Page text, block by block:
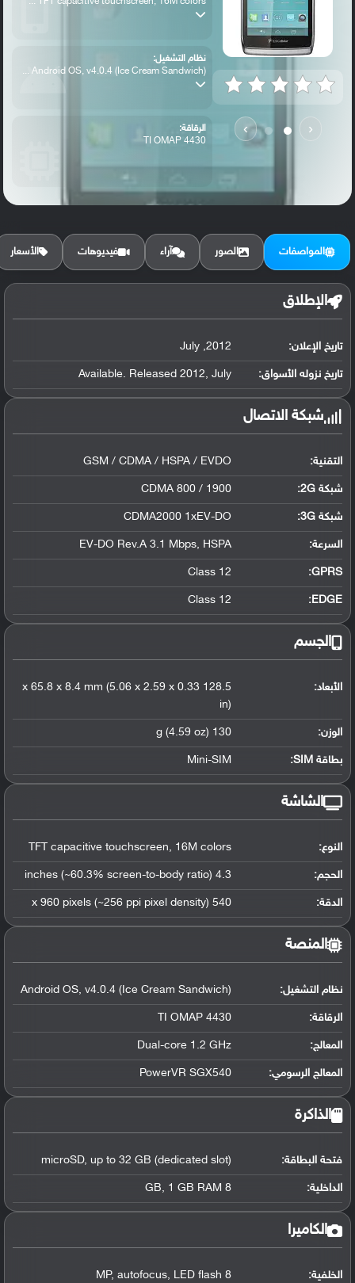
‹
›
نظام التشغيل:
Android OS, v4.0.4 (Ice Cream Sandwich) ...
الرقاقة:
TI OMAP 4430
الرام / التخزين:
المواصفات الصور آراء فيديوهات الأسعار
الإطلاق
تاريخ الإعلان: 2012, July
تاريخ نزوله الأسواق: Available. Released 2012, July
شبكة الاتصال
التقنية: GSM / CDMA / HSPA / EVDO
شبكة 2G: CDMA 800 / 1900
شبكة 3G :
CDMA2000 1xEV-DO
السرعة: EV-DO Rev.A 3.1 Mbps, HSPA
GPRS:
Class 12
EDGE:
Class 12
الجسم
الأبعاد:
128.5 x 65.8 x 8.4 mm (5.06 x 2.59 x 0.33
in)
الوزن: 130 g (4.59 oz)
بطاقة SIM: Mini-SIM
الشاشة
النوع: TFT capacitive touchscreen, 16M colors
الحجم: 4.3 inches (~60.3% screen-to-body ratio)
الدقة: 540 x 960 pixels (~256 ppi pixel density)
المنصة
نظام التشغيل:
Android OS, v4.0.4 (Ice Cream Sandwich)
الرقاقة:
TI OMAP 4430
المعالج:
Dual-core 1.2 GHz
المعالج الرسومي:
PowerVR SGX540
الذاكرة
فتحة البطاقة: microSD, up to 32 GB (dedicated slot)
الداخلية: 8 GB, 1 GB RAM
الكاميرا
الخلفية: 8 MP, autofocus, LED flash